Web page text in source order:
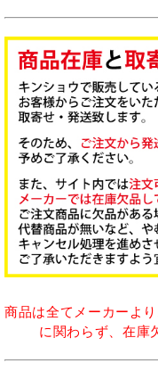
商品は全てメーカーよ
に関わらず、在庫